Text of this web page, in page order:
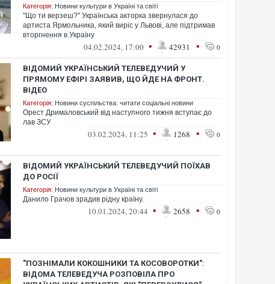
Категорія: Новини культури в Україні та світі
"Що ти верзеш?" Українська акторка звернулася до
артиста Ярмольника, який виріс у Львові, але підтримав
вторгнення в Україну
04.02.2024, 17:00 • 42931 • 0
ВІДОМИЙ УКРАЇНСЬКИЙ ТЕЛЕВЕДУЧИЙ У
ПРЯМОМУ ЕФІРІ ЗАЯВИВ, ЩО ЙДЕ НА ФРОНТ.
ВІДЕО
Категорія: Новини суспільства: читати соціальні новини
Орест Дрималовський від наступного тижня вступає до
лав ЗСУ
03.02.2024, 11:25 • 1268 • 0
ВІДОМИЙ УКРАЇНСЬКИЙ ТЕЛЕВЕДУЧИЙ ПОЇХАВ
ДО РОСІЇ
Категорія: Новини культури в Україні та світі
Данило Грачов зрадив рідну країну.
10.01.2024, 20:44 • 2658 • 0
"ПОЗНІМАЛИ КОКОШНИКИ ТА КОСОВОРОТКИ":
ВІДОМА ТЕЛЕВЕДУЧА РОЗПОВІЛА ПРО